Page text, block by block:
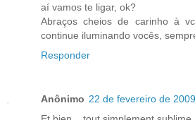
aí vamos te ligar, ok?
Abraços cheios de carinho à
continue iluminando vocês,
Responder
Anônimo 22 de fevereiro de